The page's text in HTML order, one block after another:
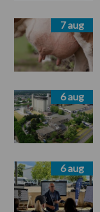
7 aug
6 aug
6 aug